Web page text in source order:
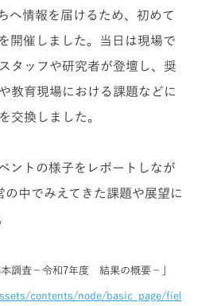
へ情報を届けるため、初めて
開催しました。当日は現場で
タッフや研究者が登壇し、奨
教育現場における課題などに
交換しました。
ントの様子をレポートしなが
の中でみえてきた課題や展望に
調査－令和7年度 結果の概要－」
contents/node/basic_page/fiel